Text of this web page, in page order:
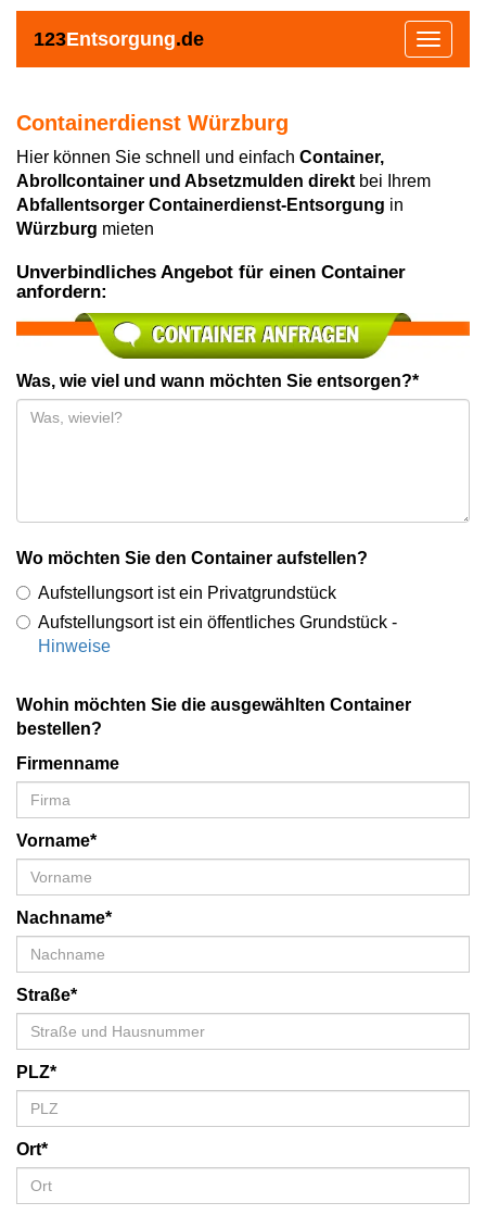
123Entsorgung.de
Toggle
Containerdienst Würzburg
Hier können Sie schnell und einfach Container,
Abrollcontainer und Absetzmulden direkt bei Ihrem
Abfallentsorger Containerdienst-Entsorgung in
Würzburg mieten
Unverbindliches Angebot für einen Container
anfordern:
Was, wie viel und wann möchten Sie entsorgen?*
Wo möchten Sie den Container aufstellen?
Aufstellungsort ist ein Privatgrundstück
Aufstellungsort ist ein öffentliches Grundstück -
Hinweise
Wohin möchten Sie die ausgewählten Container
bestellen?
Firmenname
Vorname*
Nachname*
Straße*
PLZ*
Ort*